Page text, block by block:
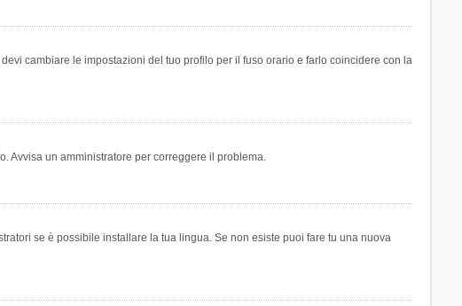
cambiare le impostazioni del tuo profilo per il fuso orario e farlo coincidere con la
Avvisa un amministratore per correggere il problema.
se è possibile installare la tua lingua. Se non esiste puoi fare tu una nuova